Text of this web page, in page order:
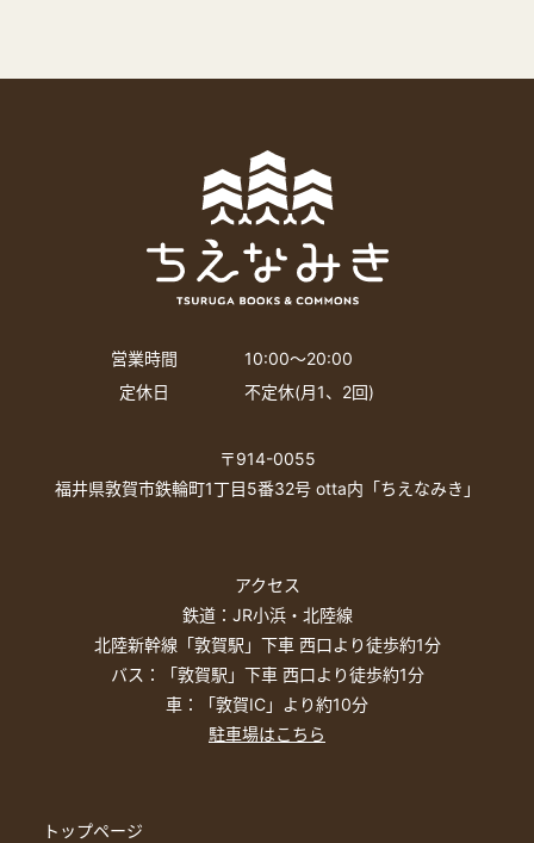
営業時間
10:00〜20:00
定休日
不定休(月1、2回)
〒914-0055
福井県敦賀市鉄輪町1丁目5番32号 otta内「ちえなみき」
アクセス
鉄道：JR小浜・北陸線
北陸新幹線「敦賀駅」下車 西口より徒歩約1分
バス：「敦賀駅」下車 西口より徒歩約1分
車：「敦賀IC」より約10分
駐車場はこちら
トップページ